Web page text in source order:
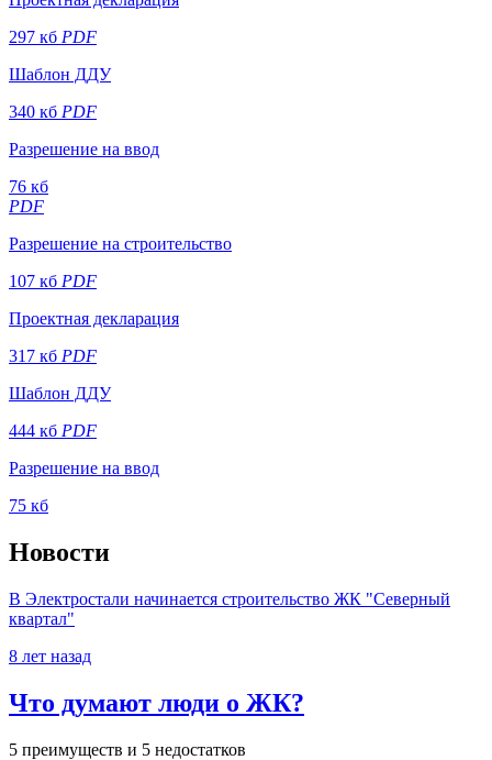
297 кб PDF
Шаблон ДДУ
340 кб PDF
Разрешение на ввод
76 кб
PDF
Разрешение на строительство
107 кб PDF
Проектная декларация
317 кб PDF
Шаблон ДДУ
444 кб PDF
Разрешение на ввод
75 кб
Новости
В Электростали начинается строительство ЖК "Северный
квартал"
8 лет назад
Что думают люди о ЖК?
5 преимуществ и 5 недостатков